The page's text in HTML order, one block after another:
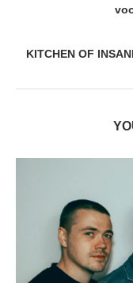
KITCHEN OF